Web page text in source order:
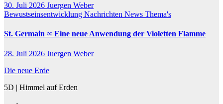
30. Juli 2026 Juergen Weber
Bewustseinsentwicklung Nachrichten News Thema's
St. Germain ∞ Eine neue Anwendung der Violetten Flamme
28. Juli 2026 Juergen Weber
Die neue Erde
5D | Himmel auf Erden